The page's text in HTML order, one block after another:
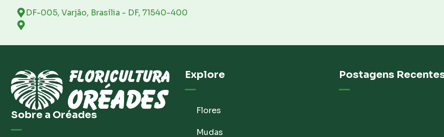
DF-005, Varjão, Brasília - DF, 71540-400
Sobre a Oréades
Explore
Flores
Mudas
Postagens